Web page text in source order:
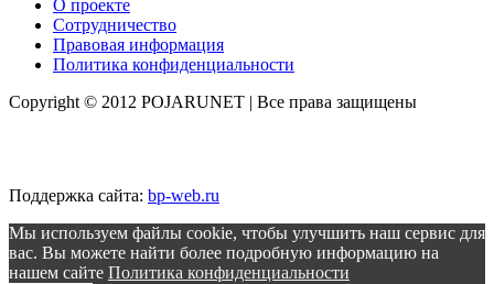
О проекте
Сотрудничество
Правовая информация
Политика конфиденциальности
Copyright © 2012 POJARUNET | Все права защищены
Поддержка сайта: bp-web.ru
Мы используем файлы cookie, чтобы улучшить наш сервис для
вас. Вы можете найти более подробную информацию на
нашем сайте Политика конфиденциальности